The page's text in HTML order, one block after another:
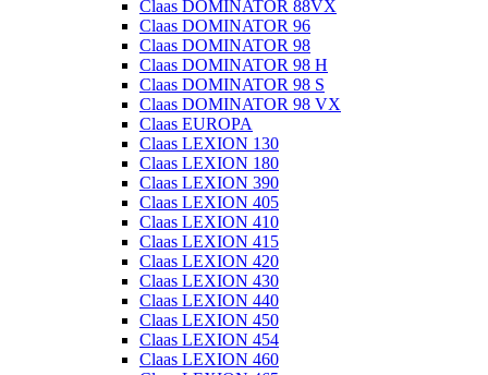
Claas DOMINATOR 88VX
Claas DOMINATOR 96
Claas DOMINATOR 98
Claas DOMINATOR 98 H
Claas DOMINATOR 98 S
Claas DOMINATOR 98 VX
Claas EUROPA
Claas LEXION 130
Claas LEXION 180
Claas LEXION 390
Claas LEXION 405
Claas LEXION 410
Claas LEXION 415
Claas LEXION 420
Claas LEXION 430
Claas LEXION 440
Claas LEXION 450
Claas LEXION 454
Claas LEXION 460